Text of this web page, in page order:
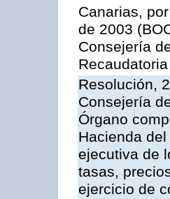
Canarias,
de 2003
Consejería
Resolución,
Consejería
Órgano
Hacienda
ejecutiva de
tasas,
ejercicio de